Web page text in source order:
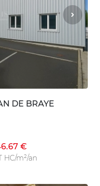
DE BRAYE
€
HC/m²/an